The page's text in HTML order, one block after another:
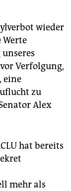
wieder
Verfolgung,
eine
zu
Alex
hat bereits
mehr als